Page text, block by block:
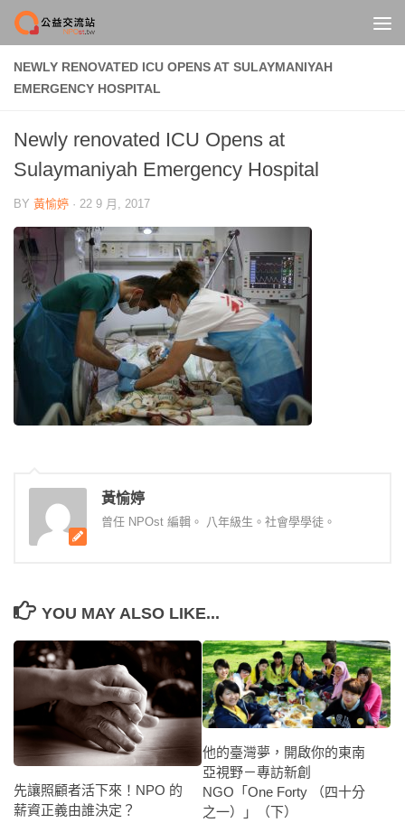
Skip to content
NEWLY RENOVATED ICU OPENS AT SULAYMANIYAH
EMERGENCY HOSPITAL
Newly renovated ICU Opens at
Sulaymaniyah Emergency Hospital
BY 黃愉婷 · 22 9 月, 2017
黃愉婷
曾任 NPOst 編輯。 八年級生。社會學學徒。
YOU MAY ALSO LIKE...
先讓照顧者活下來！NPO 的
薪資正義由誰決定？
他的臺灣夢，開啟你的東南
亞視野－專訪新創
NGO「One Forty （四十分
之一）」（下）